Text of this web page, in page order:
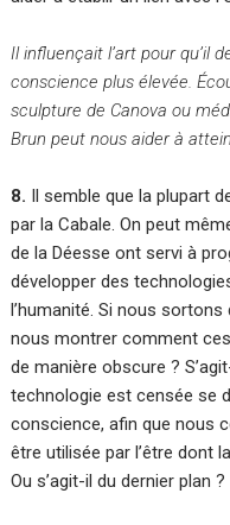
Il influençait l’art pour qu’il
conscience plus élevée.
sculpture de Canova ou
Brun peut nous aider à
8. Il semble que la plupart
par la Cabale. On peut
de la Déesse ont servi à
développer des
l’humanité. Si nous
nous montrer comment
de manière obscure ?
technologie est censée se
conscience, afin que nous
être utilisée par l’être dont
Ou s’agit-il du dernier plan ?